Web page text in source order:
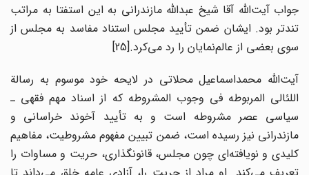
جواب آیت‌الله آقا شیخ عبدالله مازندرانی به این استفتا به مراتب
تندتر بود. ایشان ضمن تأیید مجلس استناد مفاسد به مجلس از
سوی بعضی از عالم‌نمایان را رد می‌کرد.[25]
آیت‌الله محمداسماعیل محلاتی در لایحه خود موسوم به رسالة
اللئالی المربوطه فی وجوب المشروطه که از اسناد مهم فقهی ـ
سیاسی عصر مشروطه است و به تأیید آخوند خراسانی و
مازندرانی نیز رسیده است، ضمن تبیین مفهوم مشروطیت، مفاهیم
کلیدی و نویافته‌ای چون مجلس، قانونگذاری، حریت و مساوات را